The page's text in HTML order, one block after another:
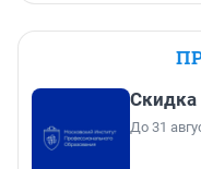
Скидка
До 31